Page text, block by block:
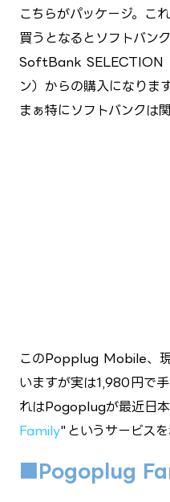
こちらがパッケージ。こ
買うとなるとソフトバン
SoftBank SELECTION
ン）からの購入になります
まぁ特にソフトバンクは
このPopplug Mobile、
いますが実は1,980円で
れはPogoplugが最近日
Family"というサービスを
■Pogoplug